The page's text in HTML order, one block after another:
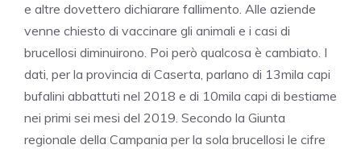
e altre dovettero dichiarare fallimento. Alle aziende
venne chiesto di vaccinare gli animali e i casi di
brucellosi diminuirono. Poi però qualcosa è cambiato. I
dati, per la provincia di Caserta, parlano di 13mila capi
bufalini abbattuti nel 2018 e di 10mila capi di bestiame
nei primi sei mesi del 2019. Secondo la Giunta
regionale della Campania per la sola brucellosi le cifre